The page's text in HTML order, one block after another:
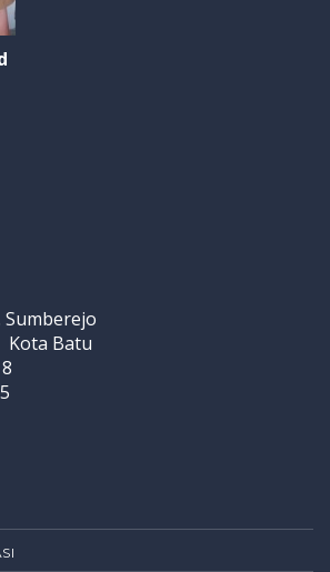
Sumberejo
Kota Batu